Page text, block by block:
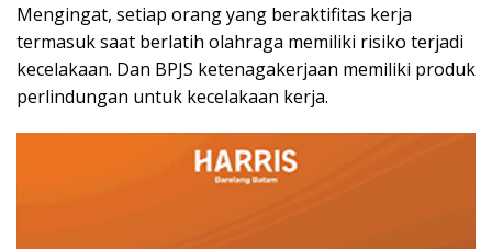
Mengingat, setiap orang yang beraktifitas kerja
termasuk saat berlatih olahraga memiliki risiko terjadi
kecelakaan. Dan BPJS ketenagakerjaan memiliki produk
perlindungan untuk kecelakaan kerja.